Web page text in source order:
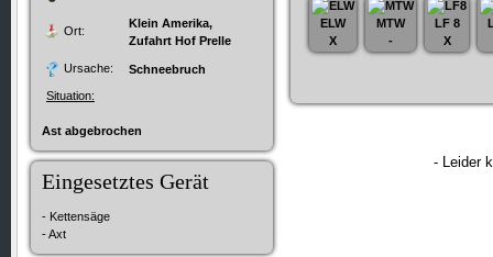
Ort:
Klein Amerika,
Zufahrt Hof Prelle
Ursache:
Schneebruch
Situation:
Ast abgebrochen
Eingesetztes Gerät
- Kettensäge
- Axt
ELW
X
MTW
-
LF 8
X
- Leider